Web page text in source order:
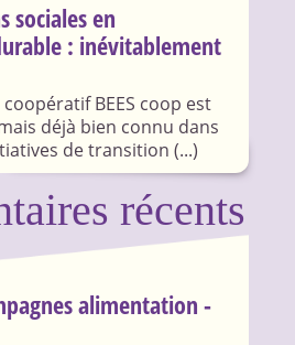
sociales en
: inévitablement
BEES coop est
déjà bien connu dans
de transition (...)
récents
alimentation -